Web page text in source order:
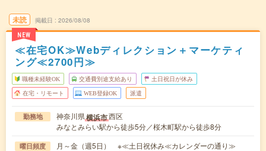
未読
NEW
掲載日 2026/08/08
≪在宅OK≫Webディレクション＋マーケティ
ング≪2700円≫
職種未経験OK 交通費別途支給あり 土日祝日が休み
在宅・リモート WEB登録OK 派遣
勤務地 神奈川県横浜市西区
みなとみらい駅から徒歩5分／桜木町駅から徒歩8分
曜日頻度 月～金（週5日） ※≪土日祝休み≪カレンダーの通り≫